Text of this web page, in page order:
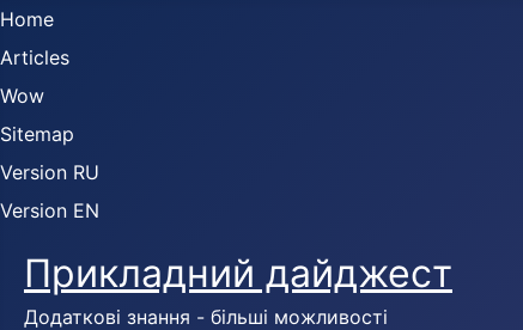
Home
Articles
Wow
Sitemap
Version RU
Version EN
Прикладний дайджест
Додаткові знання - більші можливості